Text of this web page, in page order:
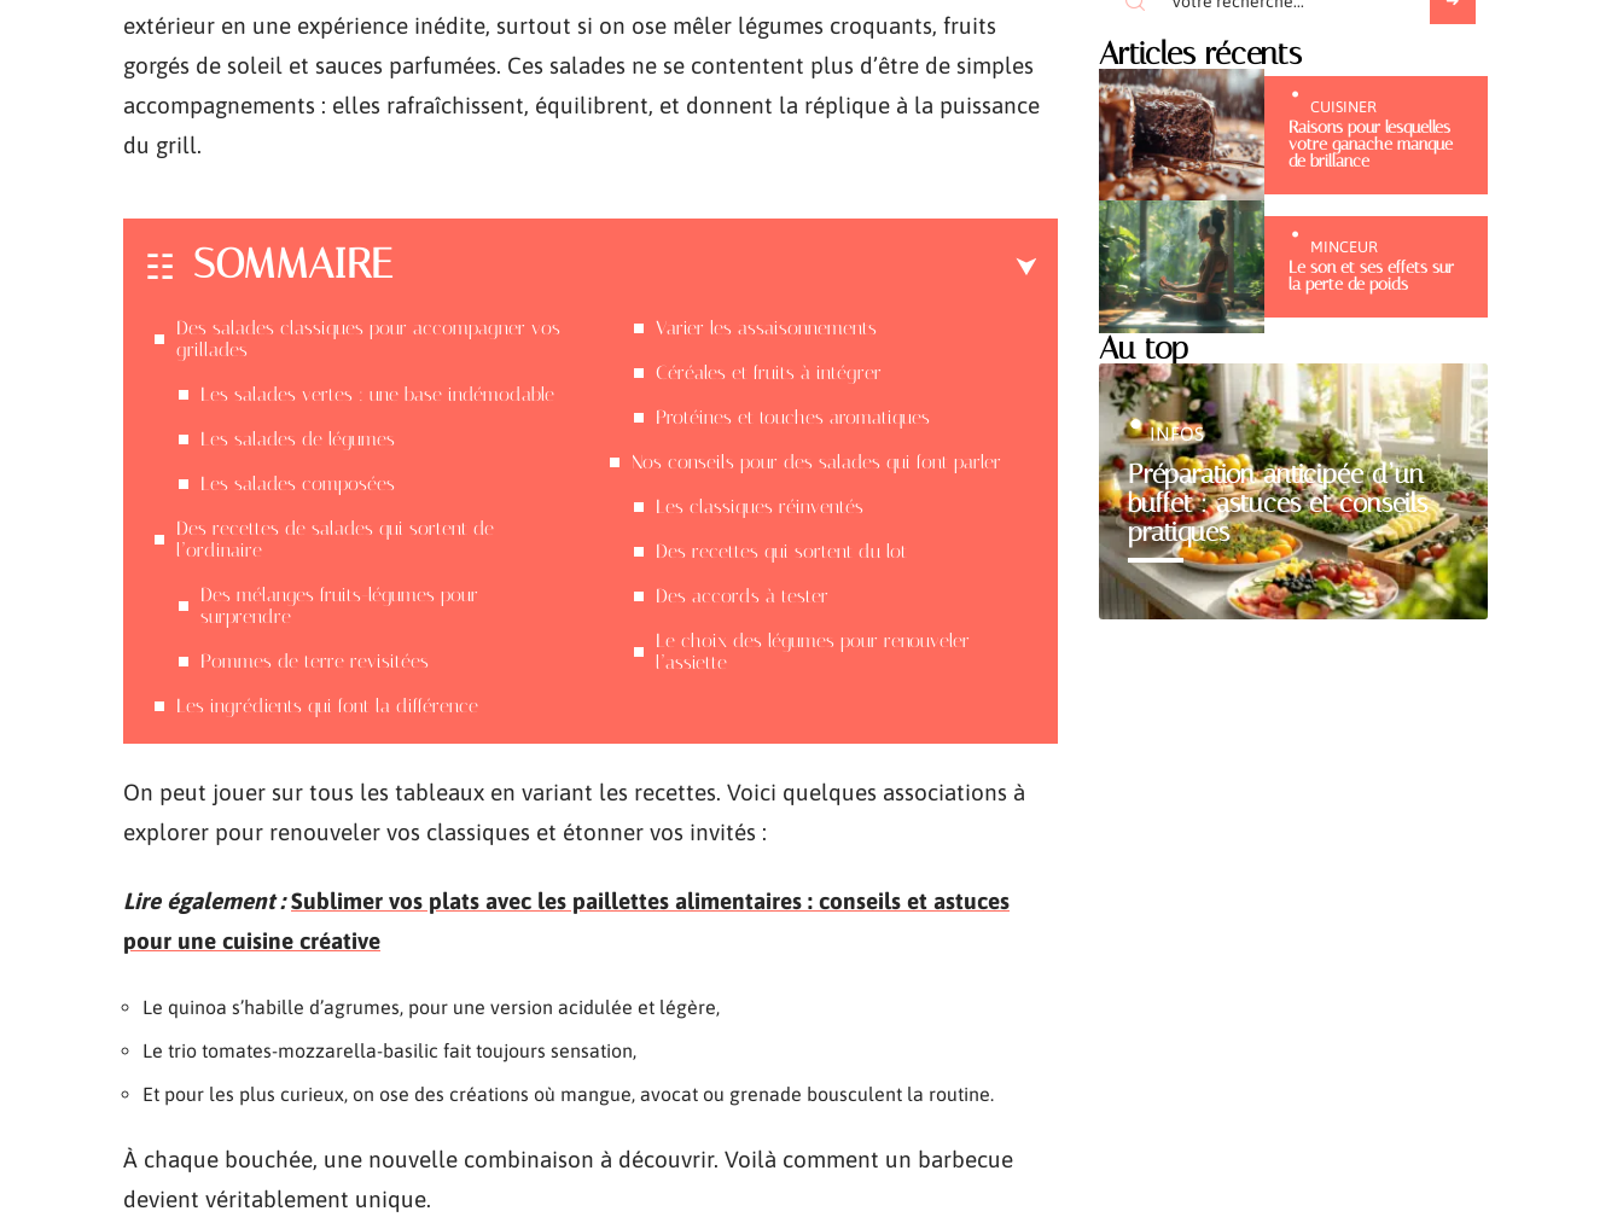
extérieur en une expérience inédite, surtout si on ose mêler légumes croquants, fruits
gorgés de soleil et sauces parfumées. Ces salades ne se contentent plus d’être de simples
accompagnements : elles rafraîchissent, équilibrent, et donnent la réplique à la puissance
du grill.
SOMMAIRE
Des salades classiques pour accompagner vos
grillades
Les salades vertes : une base indémodable
Les salades de légumes
Les salades composées
Des recettes de salades qui sortent de
l’ordinaire
Des mélanges fruits-légumes pour
surprendre
Pommes de terre revisitées
Les ingrédients qui font la différence
Varier les assaisonnements
Céréales et fruits à intégrer
Protéines et touches aromatiques
Nos conseils pour des salades qui font parler
Les classiques réinventés
Des recettes qui sortent du lot
Des accords à tester
Le choix des légumes pour renouveler
l’assiette
On peut jouer sur tous les tableaux en variant les recettes. Voici quelques associations à
explorer pour renouveler vos classiques et étonner vos invités :
Lire également : Sublimer vos plats avec les paillettes alimentaires : conseils et astuces
pour une cuisine créative
Le quinoa s’habille d’agrumes, pour une version acidulée et légère,
Le trio tomates-mozzarella-basilic fait toujours sensation,
Et pour les plus curieux, on ose des créations où mangue, avocat ou grenade bousculent la routine.
À chaque bouchée, une nouvelle combinaison à découvrir. Voilà comment un barbecue
devient véritablement unique.
Articles récents
CUISINER
Raisons pour lesquelles
votre ganache manque
de brillance
MINCEUR
Le son et ses effets sur
la perte de poids
Au top
Préparation anticipée d’un
buffet : astuces et conseils
pratiques
INFOS